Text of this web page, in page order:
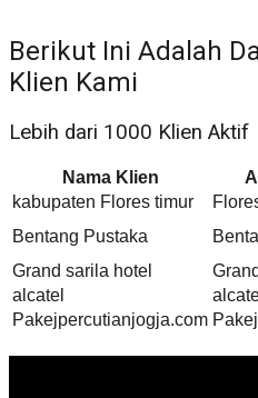
Berikut Ini Adalah
Klien Kami
Lebih dari 1000 Klien Aktif
Nama Klien
kabupaten Flores timur
Bentang Pustaka
Grand sarila hotel
alcatel
Pakejpercutianjogja.com